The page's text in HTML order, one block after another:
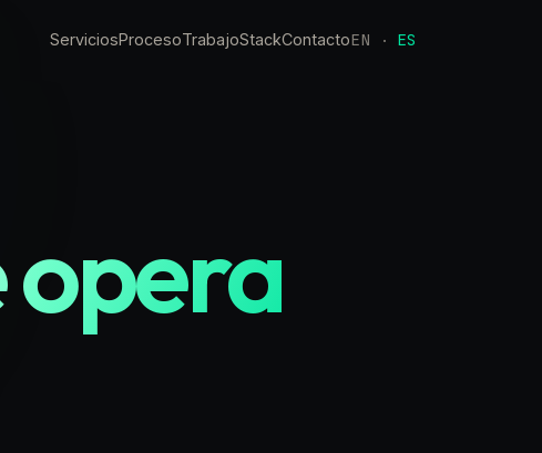
ServiciosProcesoTrabajoStackContactoEN · ES
opera